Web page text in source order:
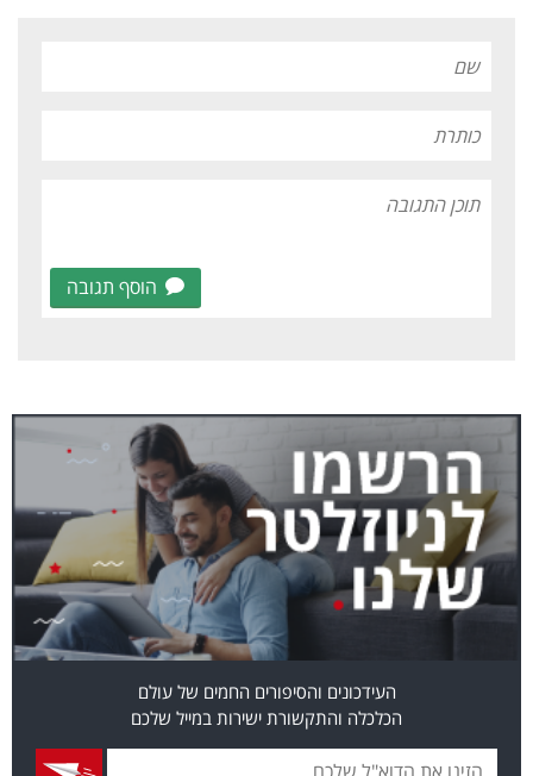
הוסף תגובה
העידכונים והסיפורים החמים של עולם
הכלכלה והתקשורת ישירות במייל שלכם